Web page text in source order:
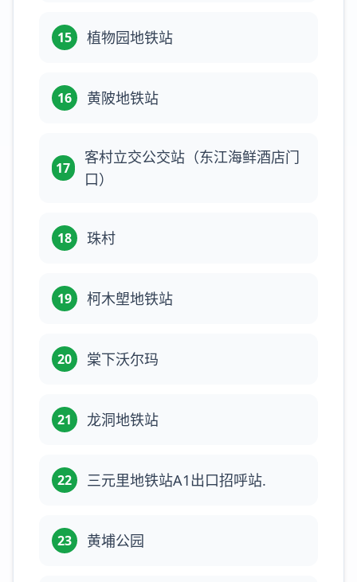
15 植物园地铁站
16 黄陂地铁站
17
客村立交公交站（东江海鲜酒店门
口）
18 珠村
19 柯木塱地铁站
20 棠下沃尔玛
21 龙洞地铁站
22 三元里地铁站A1出口招呼站.
23 黄埔公园